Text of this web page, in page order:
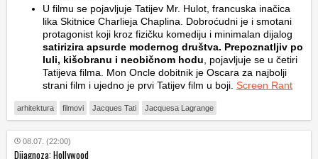
U filmu se pojavljuje Tatijev Mr. Hulot, francuska inačica
lika Skitnice Charlieja Chaplina. Dobroćudni je i smotani
protagonist koji kroz fizičku komediju i minimalan dijalog
satirizira apsurde modernog društva. Prepoznatljiv po
luli, kišobranu i neobičnom hodu, pojavljuje se u četiri
Tatijeva filma. Mon Oncle dobitnik je Oscara za najbolji
strani film i ujedno je prvi Tatijev film u boji. Screen Rant
arhitektura filmovi Jacques Tati Jacquesa Lagrange
08.07. (22:00)
Dijagnoza: Hollywood